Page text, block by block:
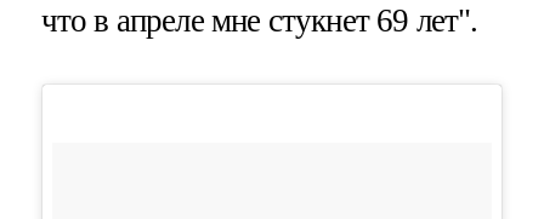
что в апреле мне стукнет 69 лет".